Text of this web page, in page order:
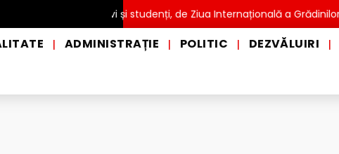
copii, elevi și studenți, de Ziua Internațională a Grădinilor
| ADMINISTRAȚIE | POLITIC | DEZVĂLUIRI |